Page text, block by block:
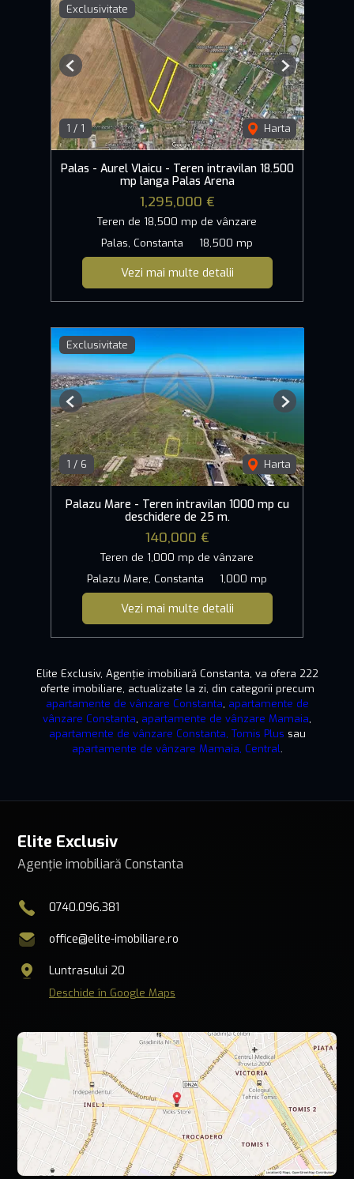
Exclusivitate
1 / 1 Harta
Previous Next
Palas - Aurel Vlaicu - Teren intravilan 18.500
mp langa Palas Arena
1,295,000 €
Teren de 18,500 mp de vânzare
Palas, Constanta
18,500 mp
Vezi mai multe detalii
Exclusivitate
1 / 6 Harta
Previous Next
Palazu Mare - Teren intravilan 1000 mp cu
deschidere de 25 m.
140,000 €
Teren de 1,000 mp de vânzare
Palazu Mare, Constanta
1,000 mp
Vezi mai multe detalii
Elite Exclusiv, Agenție imobiliară Constanta, va ofera 222
oferte imobiliare, actualizate la zi, din categorii precum
apartamente de vânzare Constanta, apartamente de
vânzare Constanta, apartamente de vânzare Mamaia,
apartamente de vânzare Constanta, Tomis Plus sau
apartamente de vânzare Mamaia, Central.
Elite Exclusiv
Agenție imobiliară Constanta
0740.096.381
office@elite-imobiliare.ro
Luntrasului 20
Deschide în Google Maps